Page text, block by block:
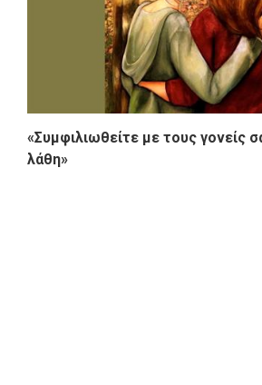
«Συμφιλιωθείτε με τους γονείς
λάθη»